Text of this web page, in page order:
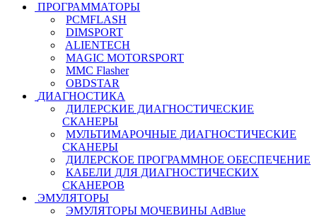
ПРОГРАММАТОРЫ
PCMFLASH
DIMSPORT
ALIENTECH
MAGIC MOTORSPORT
MMC Flasher
OBDSTAR
ДИАГНОСТИКА
ДИЛЕРСКИЕ ДИАГНОСТИЧЕСКИЕ
СКАНЕРЫ
МУЛЬТИМАРОЧНЫЕ ДИАГНОСТИЧЕСКИЕ
СКАНЕРЫ
ДИЛЕРСКОЕ ПРОГРАММНОЕ ОБЕСПЕЧЕНИЕ
КАБЕЛИ ДЛЯ ДИАГНОСТИЧЕСКИХ
СКАНЕРОВ
ЭМУЛЯТОРЫ
ЭМУЛЯТОРЫ МОЧЕВИНЫ АdBlue